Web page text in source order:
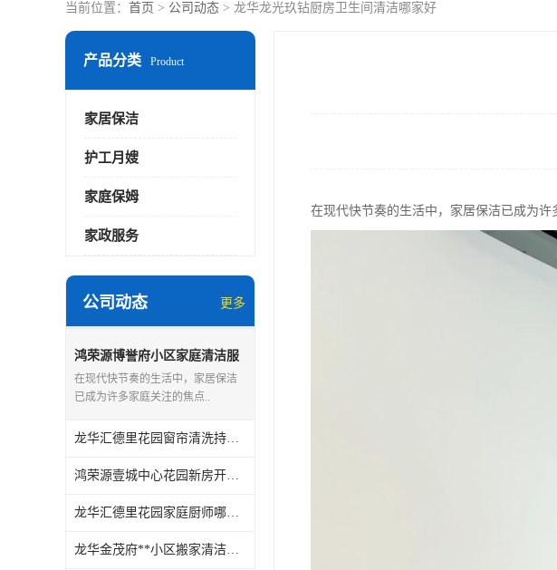
当前位置： 首页 > 公司动态 > 龙华龙光玖钻厨房卫生间清洁哪家好
产品分类 Product
家居保洁
护工月嫂
家庭保姆
家政服务
公司动态 更多
鸿荣源博誉府小区家庭清洁服
务怎么样
在现代快节奏的生活中，家居保洁
已成为许多家庭关注的焦点..
龙华汇德里花园窗帘清洗持证上岗
鸿荣源壹城中心花园新房开荒保洁怎么样
龙华汇德里花园家庭厨师哪家好
龙华金茂府**小区搬家清洁怎么样
在现代快节奏的生活中，家居保洁已成为许